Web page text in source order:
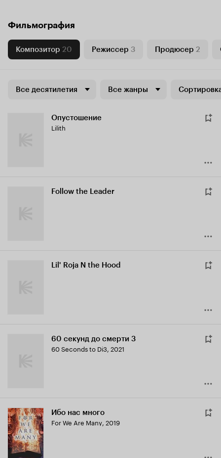
Фильмография
Композитор 20 Режиссер 3 Продюсер 2
Все десятилетия Все жанры
Опустошение
Lilith
Follow the Leader
Lil' Roja N the Hood
60 секунд до смерти 3
60 Seconds to Di3, 2021
Ибо нас много
For We Are Many, 2019